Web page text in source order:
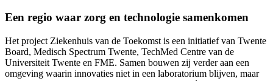
Een regio waar zorg en technologie samenkomen
Het project Ziekenhuis van de Toekomst is een initiatief van Twente
Board, Medisch Spectrum Twente, TechMed Centre van de
Universiteit Twente en FME. Samen bouwen zij verder aan een
omgeving waarin innovaties niet in een laboratorium blijven, maar